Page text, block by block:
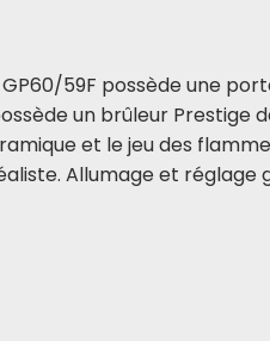
59F possède une
un brûleur Prestige
et le jeu des
Allumage et réglage